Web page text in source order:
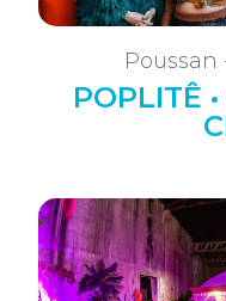
Poussan
POPLITÊ